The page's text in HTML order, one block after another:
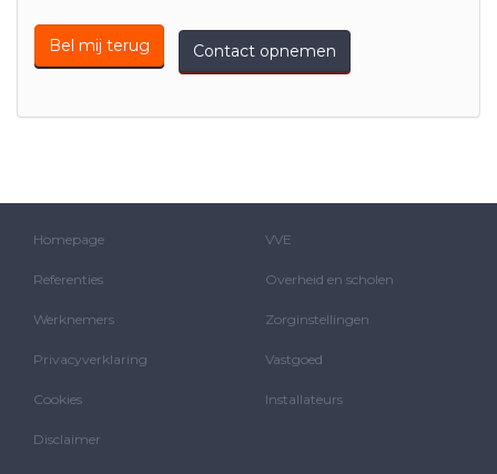
Bel mij terug Contact opnemen
Homepage
Referenties
Werknemers
Privacyverklaring
Cookies
Disclaimer
VVE
Overheid en scholen
Zorginstellingen
Vastgoed
Installateurs